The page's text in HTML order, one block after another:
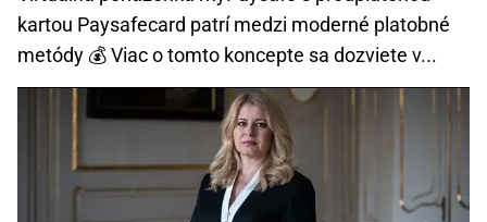
kartou Paysafecard patrí medzi moderné platobné
metódy 💰 Viac o tomto koncepte sa dozviete v...